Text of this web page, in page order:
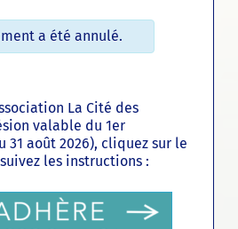
a été annulé.
La Cité des
valable du 1er
31 août 2026), cliquez sur le
les instructions :